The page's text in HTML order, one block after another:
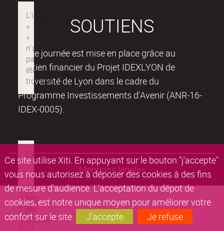
Ce site utilise Xiti. En appuyant sur le bouton "j'accepte"
vous nous autorisez à déposer des cookies à des fins
de mesure d'audience. L'acceptation du dépot de
cookies, est notre unique moyen pour améliorer votre
confort sur le site.
J'accepte Je refuse
SOUTIENS
Cette journée est mise en place grâce au
soutien financier du Projet IDEXLYON de
l’Université de Lyon dans le cadre du
Programme Investissements d’Avenir (ANR-16-
IDEX-0005).
Mentions légales